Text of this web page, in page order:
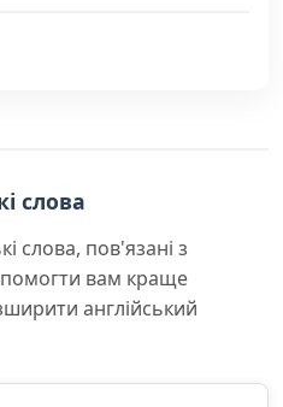
слова
слова, пов'язані з
вам краще
англійський